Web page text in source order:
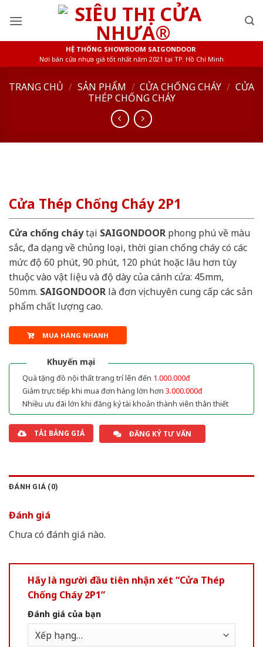
HỆ THỐNG SHOWROOM SAIGONDOOR
Nơi bán cửa nhựa giá tốt nhất năm 2021 tại TP. Hồ Chí Minh
TRANG CHỦ / SẢN PHẨM / CỬA CHỐNG CHÁY / CỬA
THÉP CHỐNG CHÁY
Cửa Thép Chống Cháy 2P1
Cửa chống cháytại SAIGONDOOR phong phú về màu
sắc, đa dạng về chủng loại, thời gian chống cháy có các
mức độ 60 phút, 90 phút, 120 phút hoặc lâu hơn tùy
thuộc vào vật liệu và độ dày của cánh cửa: 45mm,
50mm. SAIGONDOOR là đơn vị chuyên cung cấp các sản
phẩm chất lượng cao.
MUA HÀNG NHANH
Khuyến mại
Quà tặng đồ nội thất trang trí lên đến 1.000.000đ
Giảm trực tiếp khi mua đơn hàng lớn hơn 3.000.000đ
Nhiều ưu đãi lớn khi đăng ký tài khoản thành viên thân thiết
TẢI BẢNG GIÁ ĐĂNG KÝ TƯ VẤN
ĐÁNH GIÁ (0)
Đánh giá
Chưa có đánh giá nào.
Hãy là người đầu tiên nhận xét “Cửa Thép
Chống Cháy 2P1”
Đánh giá của bạn